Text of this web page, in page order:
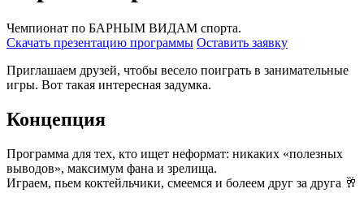
Чемпионат по БАРНЫМ ВИДАМ спорта.
Скачать презентацию программы Оставить заявку
Приглашаем друзей, чтобы весело поиграть в занимательные
игры. Вот такая интересная задумка.
Концепция
Программа для тех, кто ищет неформат: никаких «полезных
выводов», максимум фана и зрелища.
Играем, пьем коктейльчики, смеемся и болеем друг за друга 🥂